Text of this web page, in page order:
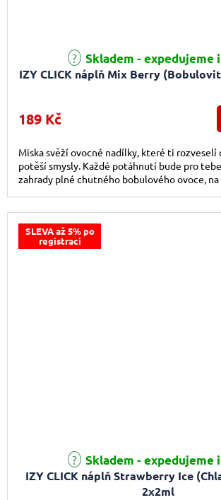
IZY CLICK náplň Mix Berry
Skladem - expedujeme
189 Kč
Miska svěží ovocné nadílky, které ti rozveselí
potěší smysly. Každé potáhnutí bude pro
zahrady plné chutného bobulového ovoce, na
SLEVA až 5% po
registraci
IZY CLICK náplň Strawberry Ice
2x2ml
Skladem - expedujeme